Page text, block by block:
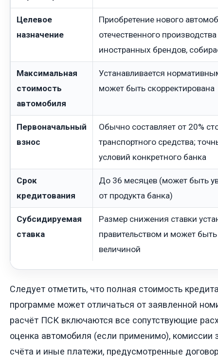
Целевое
назначение
Приобретение нового
отечественного
иностранных брендов,
Максимальная
стоимость
автомобиля
Устанавливается
может быть скорректирована
Первоначальный
взнос
Обычно составляет от 20%
транспортного средства;
условий конкретного банка
Срок
кредитования
До 36 месяцев (может быть
от продукта банка)
Субсидируемая
ставка
Размер снижения ставки
правительством и может
величиной
Следует отметить, что полная стоимость
программе может отличаться от заявленной
расчёт ПСК включаются все сопутствующие
оценка автомобиля (если применимо), комиссии
счёта и иные платежи, предусмотренные